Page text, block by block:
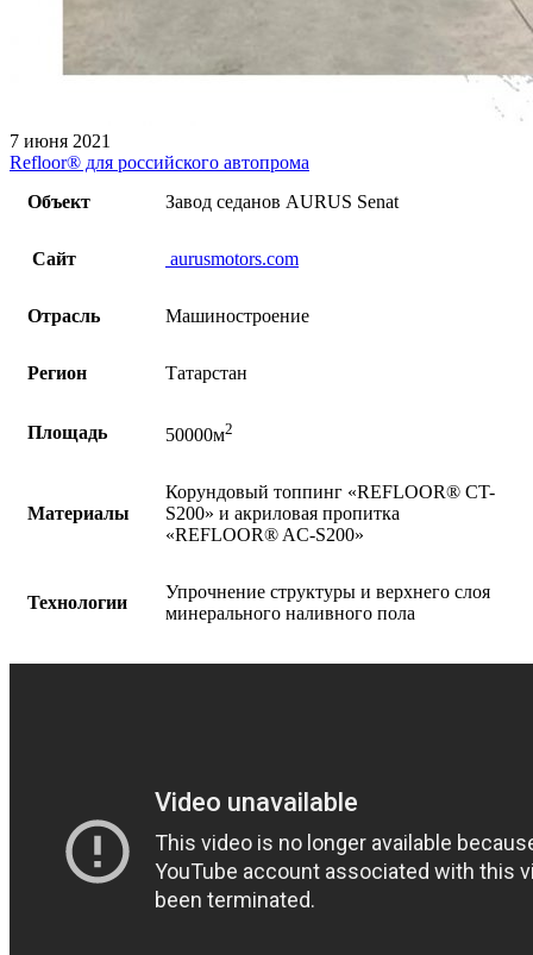
7 июня 2021
Refloor®️ для российского автопрома
Объект
Завод седанов AURUS Senat
Сайт aurusmotors.com
Отрасль Машиностроение
Регион Татарстан
Площадь 50000м2
Материалы
Корундовый топпинг «REFLOOR®️ CT-
S200» и акриловая пропитка
«REFLOOR®️ AC-S200»
Технологии
Упрочнение структуры и верхнего слоя
минерального наливного пола